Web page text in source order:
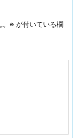
※ が付いている欄